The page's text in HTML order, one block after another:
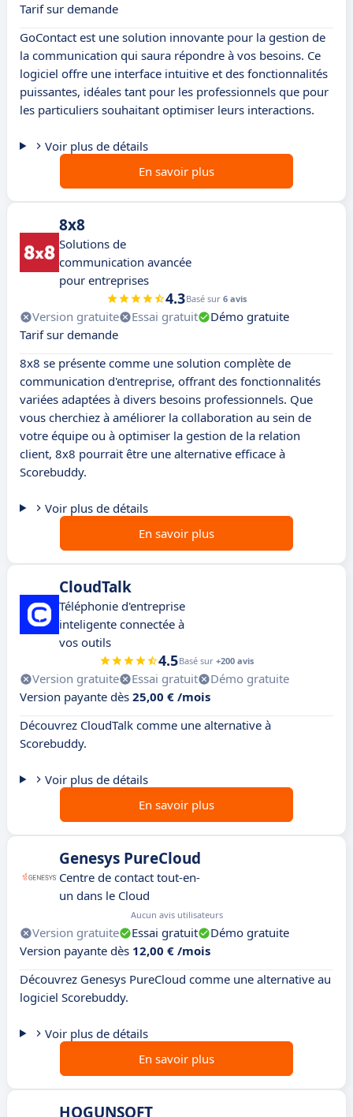
Tarif sur demande
GoContact est une solution innovante pour la gestion de
la communication qui saura répondre à vos besoins. Ce
logiciel offre une interface intuitive et des fonctionnalités
puissantes, idéales tant pour les professionnels que pour
les particuliers souhaitant optimiser leurs interactions.
Voir plus de détails
En savoir plus
8x8
Solutions de
communication avancée
pour entreprises
4.3Basé sur 6 avis
Version gratuite Essai gratuit
Démo gratuite
Tarif sur demande
8x8 se présente comme une solution complète de
communication d'entreprise, offrant des fonctionnalités
variées adaptées à divers besoins professionnels. Que
vous cherchiez à améliorer la collaboration au sein de
votre équipe ou à optimiser la gestion de la relation
client, 8x8 pourrait être une alternative efficace à
Scorebuddy.
Voir plus de détails
En savoir plus
CloudTalk
Téléphonie d'entreprise
inteligente connectée à
vos outils
4.5Basé sur +200 avis
Version gratuite Essai gratuit
Démo gratuite
Version payante dès 25,00 € /mois
Découvrez CloudTalk comme une alternative à
Scorebuddy.
Voir plus de détails
En savoir plus
Genesys PureCloud
Centre de contact tout-en-
un dans le Cloud
Aucun avis utilisateurs
Version gratuite Essai gratuit
Démo gratuite
Version payante dès 12,00 € /mois
Découvrez Genesys PureCloud comme une alternative au
logiciel Scorebuddy.
Voir plus de détails
En savoir plus
HOGUNSOFT